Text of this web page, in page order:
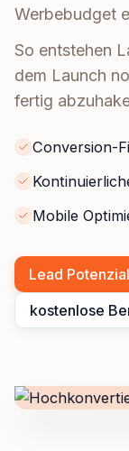
Werbebudget
So entstehen
dem Launch
fertig
Conversion-
Mobile
Lead
kostenlose